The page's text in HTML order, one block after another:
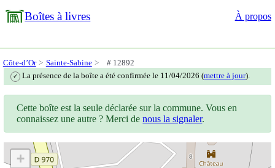
Boîtes à livres À propos
Côte-d’Or Sainte-Sabine # 12892
✓ La présence de la boîte a été confirmée le 11/04/2026 (mettre à jour).
Cette boîte est la seule déclarée sur la commune. Vous en
connaissez une autre ? Merci denous la signaler.
+